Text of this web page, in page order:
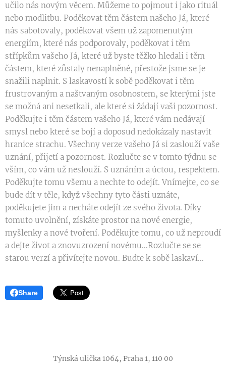
učilo nás novým věcem. Můžeme to pojmout i jako rituál
nebo modlitbu. Poděkovat těm částem našeho Já, které
nás sabotovaly, poděkovat všem už zapomenutým
energiím, které nás podporovaly, poděkovat i těm
střípkům vašeho Já, které už byste těžko hledali i těm
částem, které zůstaly nenaplněné, přestože jsme se je
snažili naplnit. S laskavostí k sobě poděkovat i těm
frustrovaným a naštvaným osobnostem, se kterými jste
se možná ani nesetkali, ale které si žádají vaši pozornost.
Poděkujte i těm částem vašeho Já, které vám nedávají
smysl nebo které se bojí a doposud nedokázaly nastavit
hranice strachu. Všechny verze vašeho Já si zaslouží vaše
uznání, přijetí a pozornost. Rozlučte se v tomto týdnu se
vším, co vám už neslouží. S uznáním a úctou, respektem.
Poděkujte tomu všemu a nechte to odejít. Vnímejte, co se
bude dít v těle, když všechny tyto části uznáte,
poděkujete jim a necháte odejít ze svého života. Díky
tomuto uvolnění, získáte prostor na nové energie,
myšlenky a nové tvoření. Poděkujte tomu, co už neproudí
a dejte život a znovuzrození novému...Rozlučte se se
starou verzí a přivítejte novou. Buďte k sobě laskaví...
Share
Týnská ulička 1064, Praha 1, 110 00